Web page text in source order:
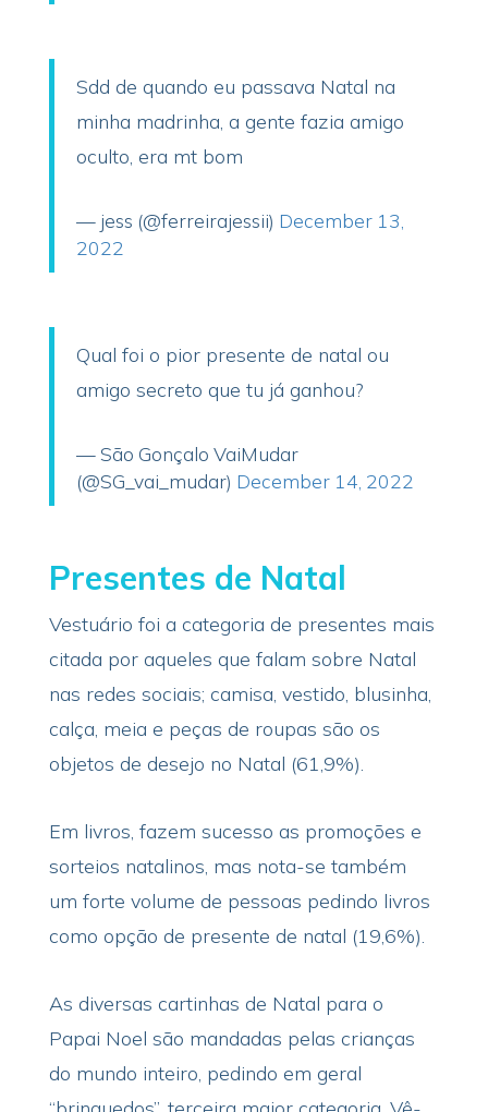
Sdd de quando eu passava Natal na
minha madrinha, a gente fazia amigo
oculto, era mt bom
— jess (@ferreirajessii) December 13,
2022
Qual foi o pior presente de natal ou
amigo secreto que tu já ganhou?
— São Gonçalo VaiMudar
(@SG_vai_mudar) December 14, 2022
Presentes de Natal
Vestuário foi a categoria de presentes mais
citada por aqueles que falam sobre Natal
nas redes sociais; camisa, vestido, blusinha,
calça, meia e peças de roupas são os
objetos de desejo no Natal (61,9%).
Em livros, fazem sucesso as promoções e
sorteios natalinos, mas nota-se também
um forte volume de pessoas pedindo livros
como opção de presente de natal (19,6%).
As diversas cartinhas de Natal para o
Papai Noel são mandadas pelas crianças
do mundo inteiro, pedindo em geral